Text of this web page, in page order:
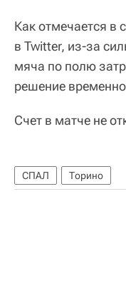
Как отмечается в
в Twitter, из-за
мяча по полю
решение
​Счет в матче не
СПАЛ Торино